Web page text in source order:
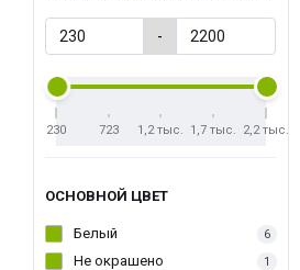
-
230 723 1,2 тыс. 1,7 тыс. 2,2 тыс.
ОСНОВНОЙ ЦВЕТ
Белый 6
Не окрашено 1